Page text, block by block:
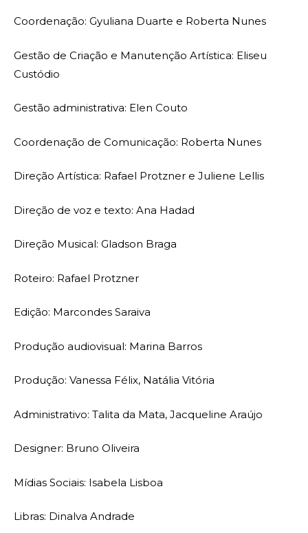
Coordenação: Gyuliana Duarte e Roberta Nunes
Gestão de Criação e Manutenção Artística: Eliseu
Custódio
Gestão administrativa: Elen Couto
Coordenação de Comunicação: Roberta Nunes
Direção Artística: Rafael Protzner e Juliene Lellis
Direção de voz e texto: Ana Hadad
Direção Musical: Gladson Braga
Roteiro: Rafael Protzner
Edição: Marcondes Saraiva
Produção audiovisual: Marina Barros
Produção: Vanessa Félix, Natália Vitória
Administrativo: Talita da Mata, Jacqueline Araújo
Designer: Bruno Oliveira
Mídias Sociais: Isabela Lisboa
Libras: Dinalva Andrade ⁠ ⁠